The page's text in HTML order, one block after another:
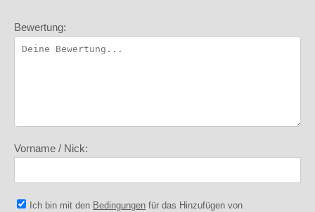
Bewertung:
Vorname / Nick:
Ich bin mit den Bedingungen für das Hinzufügen von